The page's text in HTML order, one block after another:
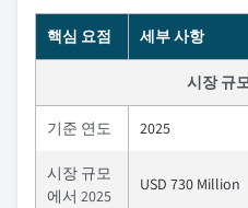
핵심 요점 세부 사항
시장 규
기준 연도 2025
시장 규모
에서 2025
USD 730 Million